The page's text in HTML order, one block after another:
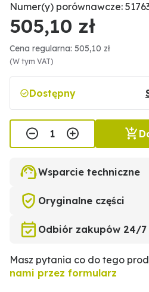
Numer(y) porównawcze:
505,10 zł
Cena regularna: 505,10 zł
(W tym VAT)
Dostępny
Wsparcie techniczne
Oryginalne części
Odbiór zakupów 24/7
Masz pytania co do tego
nami przez formularz